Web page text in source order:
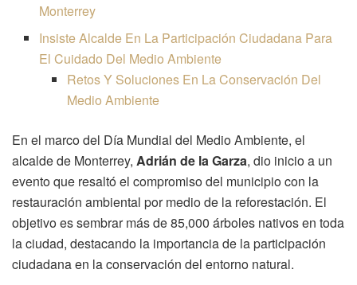
Monterrey
Insiste Alcalde En La Participación Ciudadana Para
El Cuidado Del Medio Ambiente
Retos Y Soluciones En La Conservación Del
Medio Ambiente
En el marco del Día Mundial del Medio Ambiente, el
alcalde de Monterrey, Adrián de la Garza, dio inicio a un
evento que resaltó el compromiso del municipio con la
restauración ambiental por medio de la reforestación. El
objetivo es sembrar más de 85,000 árboles nativos en toda
la ciudad, destacando la importancia de la participación
ciudadana en la conservación del entorno natural.